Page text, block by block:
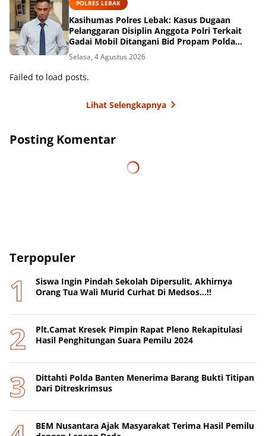
POLRES LEBAK
Kasihumas Polres Lebak: Kasus Dugaan
Pelanggaran Disiplin Anggota Polri Terkait
Gadai Mobil Ditangani Bid Propam Polda
Banten
Selasa, 4 Agustus 2026
Failed to load posts.
Lihat Selengkapnya
Posting Komentar
Terpopuler
Siswa Ingin Pindah Sekolah Dipersulit, Akhirnya
Orang Tua Wali Murid Curhat Di Medsos...!!
Plt.Camat Kresek Pimpin Rapat Pleno Rekapitulasi
Hasil Penghitungan Suara Pemilu 2024
Dittahti Polda Banten Menerima Barang Bukti Titipan
Dari Ditreskrimsus
BEM Nusantara Ajak Masyarakat Terima Hasil Pemilu